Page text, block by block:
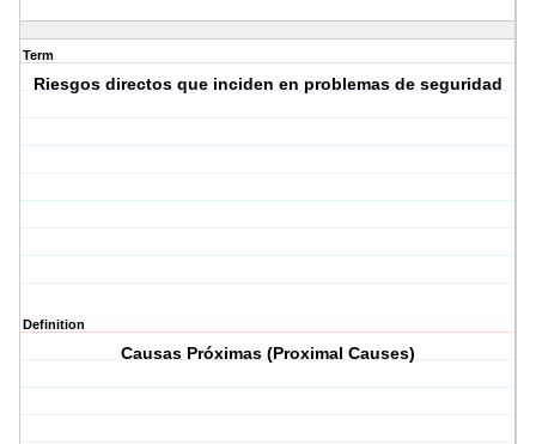
Term
Riesgos directos que inciden en problemas de seguridad
Definition
Causas Próximas (Proximal Causes)